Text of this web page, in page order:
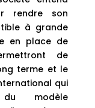
rendre son
à grande
en place de
de
terme et le
qui
du modèle